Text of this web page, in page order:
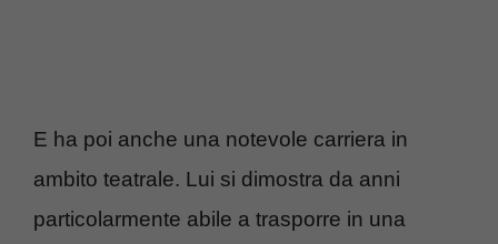
E ha poi anche una notevole carriera in
ambito teatrale. Lui si dimostra da anni
particolarmente abile a trasporre in una